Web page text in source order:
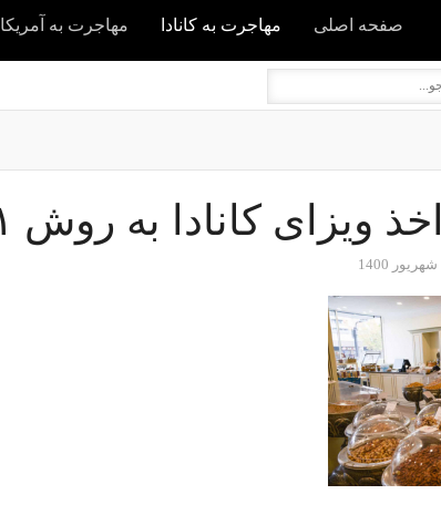
مهاجرت به آمریکا مهاجرت به کانادا صفحه اصلی
اخذ ویزای کانادا به روش C۱۱